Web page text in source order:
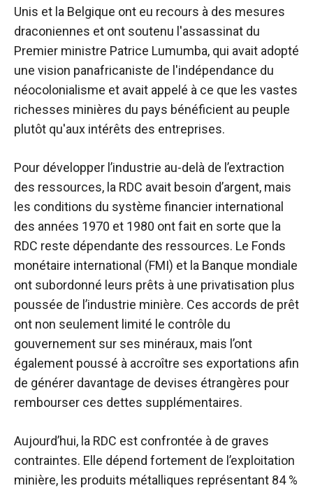
Unis et la Belgique ont eu recours à des mesures
draconiennes et ont soutenu l'assassinat du
Premier ministre Patrice Lumumba, qui avait adopté
une vision panafricaniste de l'indépendance du
néocolonialisme et avait appelé à ce que les vastes
richesses minières du pays bénéficient au peuple
plutôt qu'aux intérêts des entreprises.
Pour développer l’industrie au-delà de l’extraction
des ressources, la RDC avait besoin d’argent, mais
les conditions du système financier international
des années 1970 et 1980 ont fait en sorte que la
RDC reste dépendante des ressources. Le Fonds
monétaire international (FMI) et la Banque mondiale
ont subordonné leurs prêts à une privatisation plus
poussée de l’industrie minière. Ces accords de prêt
ont non seulement limité le contrôle du
gouvernement sur ses minéraux, mais l’ont
également poussé à accroître ses exportations afin
de générer davantage de devises étrangères pour
rembourser ces dettes supplémentaires.
Aujourd’hui, la RDC est confrontée à de graves
contraintes. Elle dépend fortement de l’exploitation
minière, les produits métalliques représentant 84 %